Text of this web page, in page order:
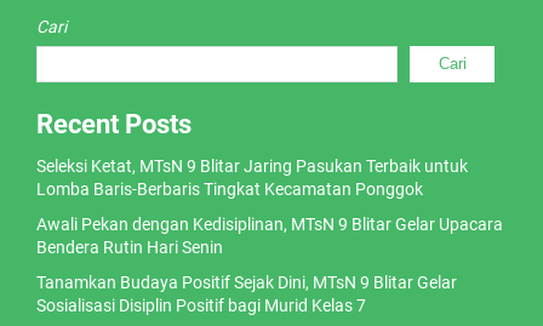
Cari
Cari
Recent Posts
Seleksi Ketat, MTsN 9 Blitar Jaring Pasukan Terbaik untuk
Lomba Baris-Berbaris Tingkat Kecamatan Ponggok
Awali Pekan dengan Kedisiplinan, MTsN 9 Blitar Gelar Upacara
Bendera Rutin Hari Senin
Tanamkan Budaya Positif Sejak Dini, MTsN 9 Blitar Gelar
Sosialisasi Disiplin Positif bagi Murid Kelas 7